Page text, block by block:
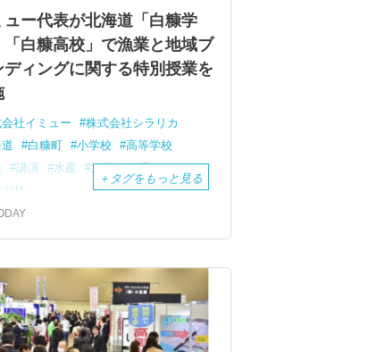
ュー代表が北海道「白糠学
「白糠高校」で漁業と地域ブ
ディングに関する特別授業を
社イミュー
株式会社シラリカ
白糠町 小学校
高等学校
講演 水産 漁業
教育
り
＋ タグをもっと見る